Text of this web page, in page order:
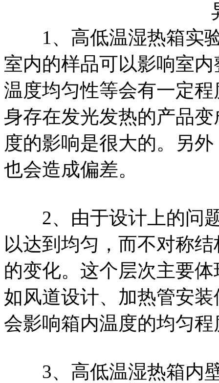
1、高低温湿热箱实验
室内的样品可以影响室
温度均匀性等会有一定
身存在发光发热的产品
度的影响是很大的。另
也会造成偏差。
2、由于设计上的问题
以达到均匀，而不对称
的变化。这个层次主要
如风道设计、加热管安
会影响箱内温度的均匀程
3、高低温湿热箱内壁